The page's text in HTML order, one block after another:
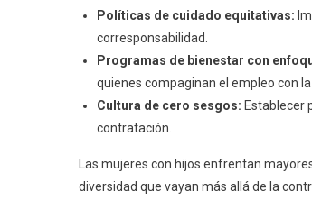
Políticas de cuidado equitativas:
corresponsabilidad.
Programas de bienestar con
quienes compaginan el empleo con la
Cultura de cero sesgos: Establecer
contratación.
Las mujeres con hijos enfrentan
diversidad que vayan más allá de la